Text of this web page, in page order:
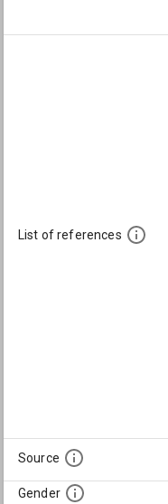
List of references
Source
Gender